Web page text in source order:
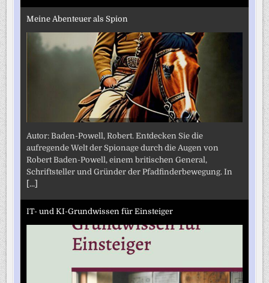
Meine Abenteuer als Spion
Autor: Baden-Powell, Robert. Entdecken Sie die
aufregende Welt der Spionage durch die Augen von
Robert Baden-Powell, einem britischen General,
Schriftsteller und Gründer der Pfadfinderbewegung. In
[...]
IT- und KI-Grundwissen für Einsteiger